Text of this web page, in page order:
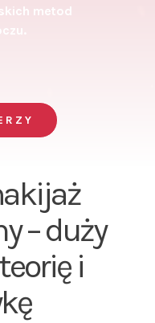
metod
– duży
i